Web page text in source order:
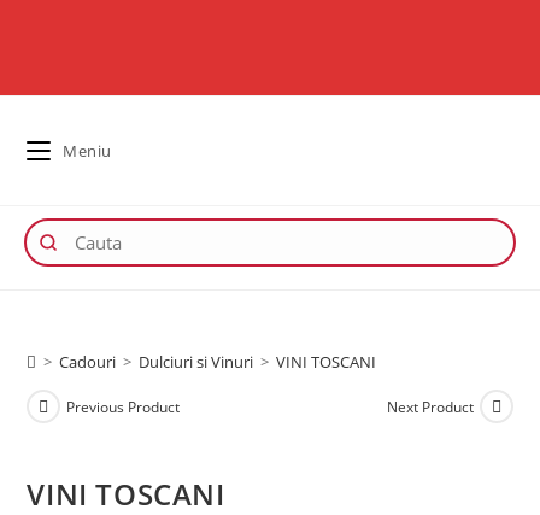
Meniu
> Cadouri > Dulciuri si Vinuri > VINI TOSCANI
Previous Product Next Product
VINI TOSCANI